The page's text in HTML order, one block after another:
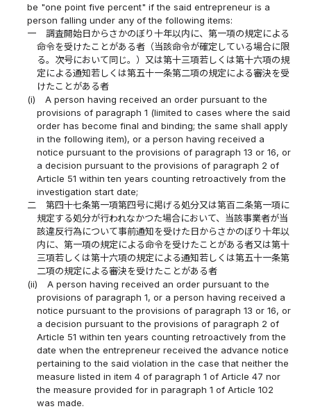
be "one point five percent" if the said entrepreneur is a
person falling under any of the following items:
一
調査開始日からさかのぼり十年以内に、第一項の規定による
命令を受けたことがある者（当該命令が確定している場合に限
る。次号において同じ。）又は第十三項若しくは第十六項の規
定による通知若しくは第五十一条第二項の規定による審決を受
けたことがある者
(i)
A person having received an order pursuant to the
provisions of paragraph 1 (limited to cases where the said
order has become final and binding; the same shall apply
in the following item), or a person having received a
notice pursuant to the provisions of paragraph 13 or 16, or
a decision pursuant to the provisions of paragraph 2 of
Article 51 within ten years counting retroactively from the
investigation start date;
二
第四十七条第一項第四号に掲げる処分又は第百二条第一項に
規定する処分が行われなかつた場合において、当該事業者が当
該違反行為について事前通知を受けた日からさかのぼり十年以
内に、第一項の規定による命令を受けたことがある者又は第十
三項若しくは第十六項の規定による通知若しくは第五十一条第
二項の規定による審決を受けたことがある者
(ii)
A person having received an order pursuant to the
provisions of paragraph 1, or a person having received a
notice pursuant to the provisions of paragraph 13 or 16, or
a decision pursuant to the provisions of paragraph 2 of
Article 51 within ten years counting retroactively from the
date when the entrepreneur received the advance notice
pertaining to the said violation in the case that neither the
measure listed in item 4 of paragraph 1 of Article 47 nor
the measure provided for in paragraph 1 of Article 102
was made.